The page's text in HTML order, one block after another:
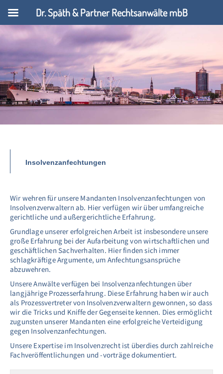
Insolvenzanfechtungen
Wir wehren für unsere Mandanten Insolvenzanfechtungen von
Insolvenzverwaltern ab. Hier verfügen wir über umfangreiche
gerichtliche und außergerichtliche Erfahrung.
Grundlage unserer erfolgreichen Arbeit ist insbesondere unsere
große Erfahrung bei der Aufarbeitung von wirtschaftlichen und
geschäftlichen Sachverhalten. Hier finden sich immer
schlagkräftige Argumente, um Anfechtungsansprüche
abzuwehren.
Unsere Anwälte verfügen bei Insolvenzanfechtungen über
langjährige Prozesserfahrung. Diese Erfahrung haben wir auch
als Prozessvertreter von Insolvenzverwaltern gewonnen, so dass
wir die Tricks und Kniffe der Gegenseite kennen. Dies ermöglicht
zugunsten unserer Mandanten eine erfolgreiche Verteidigung
gegen Insolvenzanfechtungen.
Unsere Expertise im Insolvenzrecht ist überdies durch zahlreiche
Fachveröffentlichungen und -vorträge dokumentiert.
Dr. Späth & Partner Rechtsanwälte mbB